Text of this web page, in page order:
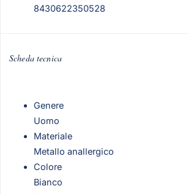
8430622350528
Scheda tecnica
Genere
Uomo
Materiale
Metallo anallergico
Colore
Bianco